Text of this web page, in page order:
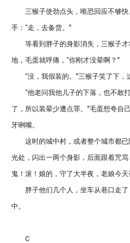
三猴子使劲点头，唯恐回应不够快
手：“走，去备货。”
等看到胖子的身影消失，三猴子才
地，毛蛋就呼痛，“你刚才没晕啊？”
“没，我假装的。”三猴子笑了下，
“他老问我他儿子的下落，也不敢
了，所以装晕少遭点罪。”毛蛋想夸自
牙咧嘴。
这时的城中村，或者整个城市都已
光处，闪出一两个身影，后面跟着咒
鬼！滚！娘的，守了大半夜，老娘今天
胖子他们几个人，坐车从巷口走了
中。
C